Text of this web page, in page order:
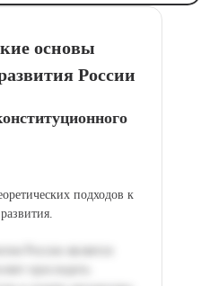
основы
России
подходов к